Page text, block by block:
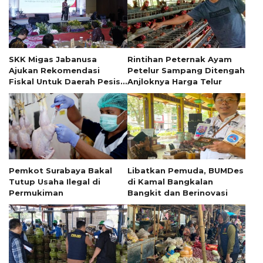
SKK Migas Jabanusa
Ajukan Rekomendasi
Fiskal Untuk Daerah Pesisir
Jawa Timur
Rintihan Peternak Ayam
Petelur Sampang Ditengah
Anjloknya Harga Telur
Pemkot Surabaya Bakal
Tutup Usaha Ilegal di
Permukiman
Libatkan Pemuda, BUMDes
di Kamal Bangkalan
Bangkit dan Berinovasi